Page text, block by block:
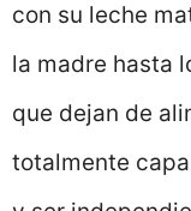
con su leche
la madre hasta
que dejan de
totalmente